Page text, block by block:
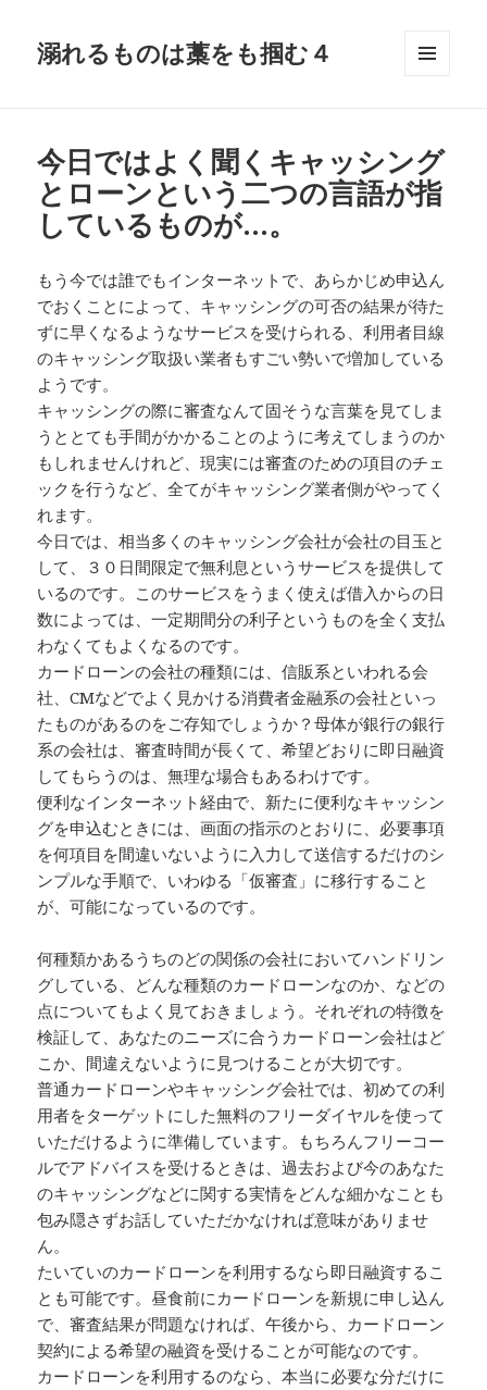
溺れるものは藁をも掴む４
今日ではよく聞くキャッシング
とローンという二つの言語が指
しているものが…。
もう今では誰でもインターネットで、あらかじめ申込ん
でおくことによって、キャッシングの可否の結果が待た
ずに早くなるようなサービスを受けられる、利用者目線
のキャッシング取扱い業者もすごい勢いで増加している
ようです。
キャッシングの際に審査なんて固そうな言葉を見てしま
うととても手間がかかることのように考えてしまうのか
もしれませんけれど、現実には審査のための項目のチェ
ックを行うなど、全てがキャッシング業者側がやってく
れます。
今日では、相当多くのキャッシング会社が会社の目玉と
して、３０日間限定で無利息というサービスを提供して
いるのです。このサービスをうまく使えば借入からの日
数によっては、一定期間分の利子というものを全く支払
わなくてもよくなるのです。
カードローンの会社の種類には、信販系といわれる会
社、CMなどでよく見かける消費者金融系の会社といっ
たものがあるのをご存知でしょうか？母体が銀行の銀行
系の会社は、審査時間が長くて、希望どおりに即日融資
してもらうのは、無理な場合もあるわけです。
便利なインターネット経由で、新たに便利なキャッシン
グを申込むときには、画面の指示のとおりに、必要事項
を何項目を間違いないように入力して送信するだけのシ
ンプルな手順で、いわゆる「仮審査」に移行すること
が、可能になっているのです。
何種類かあるうちのどの関係の会社においてハンドリン
グしている、どんな種類のカードローンなのか、などの
点についてもよく見ておきましょう。それぞれの特徴を
検証して、あなたのニーズに合うカードローン会社はど
こか、間違えないように見つけることが大切です。
普通カードローンやキャッシング会社では、初めての利
用者をターゲットにした無料のフリーダイヤルを使って
いただけるように準備しています。もちろんフリーコー
ルでアドバイスを受けるときは、過去および今のあなた
のキャッシングなどに関する実情をどんな細かなことも
包み隠さずお話していただかなければ意味がありませ
ん。
たいていのカードローンを利用するなら即日融資するこ
とも可能です。昼食前にカードローンを新規に申し込ん
で、審査結果が問題なければ、午後から、カードローン
契約による希望の融資を受けることが可能なのです。
カードローンを利用するのなら、本当に必要な分だけに